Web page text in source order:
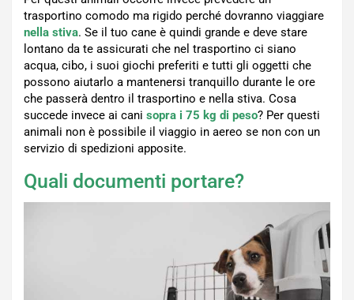
trasportino comodo ma rigido perché dovranno viaggiare
nella stiva. Se il tuo cane è quindi grande e deve stare
lontano da te assicurati che nel trasportino ci siano
acqua, cibo, i suoi giochi preferiti e tutti gli oggetti che
possono aiutarlo a mantenersi tranquillo durante le ore
che passerà dentro il trasportino e nella stiva. Cosa
succede invece ai cani sopra i 75 kg di peso? Per questi
animali non è possibile il viaggio in aereo se non con un
servizio di spedizioni apposite.
Quali documenti portare?